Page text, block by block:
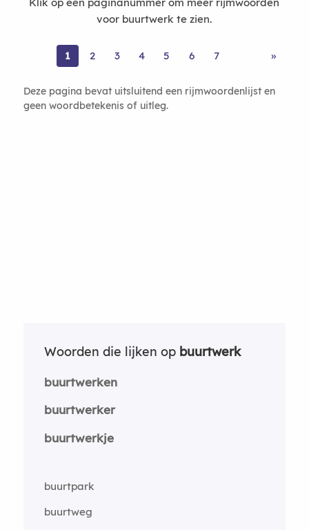
voor buurtwerk te zien.
1 2 3 4 5 6 7 »
Deze pagina bevat uitsluitend een rijmwoordenlijst en
geen woordbetekenis of uitleg.
Woorden die lijken op buurtwerk
buurtwerken
buurtwerker
buurtwerkje
buurtpark
buurtweg